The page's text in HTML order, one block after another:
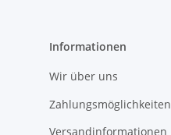
Informationen
Wir über uns
Zahlungsmöglichkeiten
Versandinformationen